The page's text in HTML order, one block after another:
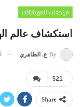
مراجعات الموبايلات
استكشاف عالم
By ع. الطاهري
521
Share